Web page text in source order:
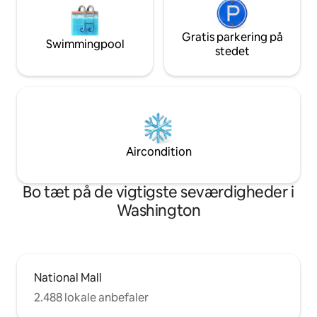
Swimmingpool
Gratis parkering på
stedet
Aircondition
Bo tæt på de vigtigste seværdigheder i
Washington
National Mall
2.488 lokale anbefaler